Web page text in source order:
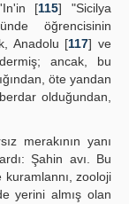
[115] "Sicilya
öğrencisinin
Anadolu [117] ve
ancak, bu
öte yandan
olduğundan,
merakının yanı
Şahin avı. Bu
zooloji
yerini almış olan